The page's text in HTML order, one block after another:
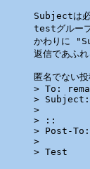
Subjectは必
testグルー
かわりに
返信であふ
匿名でない
> To:
>
>
> ::
> Post-
>
> Test